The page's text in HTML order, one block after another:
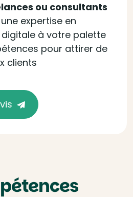
ou consultants
expertise en
à votre palette
pour attirer de
clients